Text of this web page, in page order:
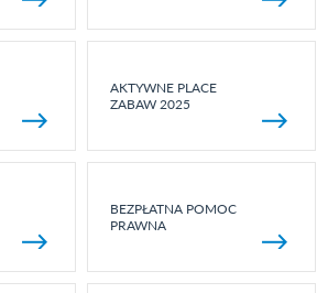
AKTYWNE PLACE
ZABAW 2025
BEZPŁATNA POMOC
PRAWNA